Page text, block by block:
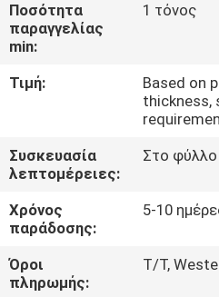
ΈΛΕΓΧΟΣ
ΠΟΙΌΤΗΤΑΣ
ΕΠΙΚΟΙΝΩΝΉΣΤΕ
ΜΑΖΊ
ΜΑΣ
ΕΙΔΉΣΕΙΣ
Ποσότητα
παραγγελίας
min:
1 τόνος
Τιμή:
Based on
thickness,
Συσκευασία
λεπτομέρειες:
Στο
Χρόνος
παράδοσης:
5-10
Όροι
πληρωμής:
T/T,